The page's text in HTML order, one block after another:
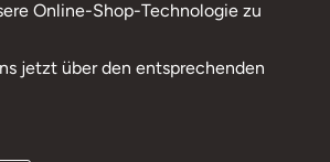
Online-Shop-Technologie zu
jetzt über den entsprechenden